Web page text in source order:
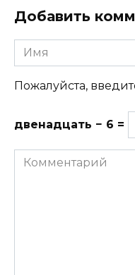
Добавить
Имя
Пожалуйста,
двенадцать − 6 =
Комментарий